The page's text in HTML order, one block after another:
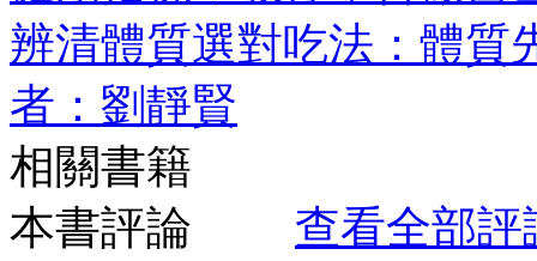
辨清體質選對吃法：體
者：劉靜賢
相關書籍
本書評論
查看全部評